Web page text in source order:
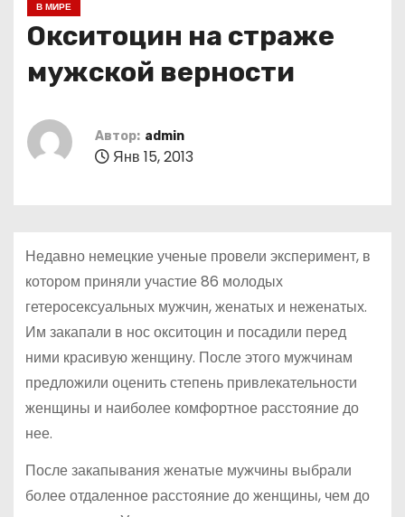
В МИРЕ
Окситоцин на страже
мужской верности
Автор: admin
Янв 15, 2013
Недавно немецкие ученые провели эксперимент, в
котором приняли участие 86 молодых
гетеросексуальных мужчин, женатых и неженатых.
Им закапали в нос окситоцин и посадили перед
ними красивую женщину. После этого мужчинам
предложили оценить степень привлекательности
женщины и наиболее комфортное расстояние до
нее.
После закапывания женатые мужчины выбрали
более отдаленное расстояние до женщины, чем до